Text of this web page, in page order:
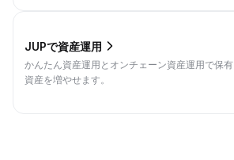
JUPで資産運用
かんたん資産運用とオンチェーン資産運用で保有
資産を増やせます。